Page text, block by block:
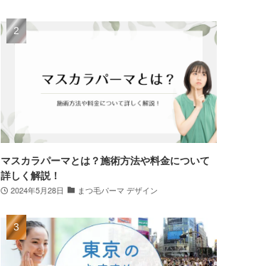
マスカラパーマとは？施術方法や料金について
詳しく解説！
2024年5月28日 まつ毛パーマ デザイン